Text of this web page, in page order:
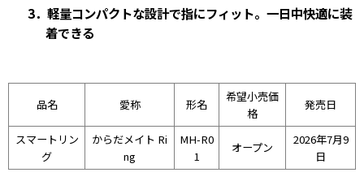
3．軽量コンパクトな設計で指にフィット。一日中快適に装
着できる
品名 愛称 形名
希望小売価
格
発売日
スマートリン
グ
からだメイト Ri
ng
MH-R0
1
オープン
2026年7月9
日